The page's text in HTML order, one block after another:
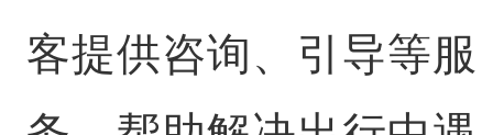
客提供咨询、引导等服